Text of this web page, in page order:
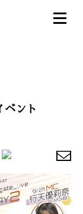
ベント